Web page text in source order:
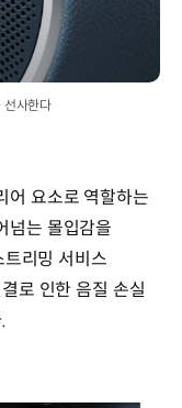
선사한다
어 요소로 역할하는
넘는 몰입감을
리밍 서비스
로 인한 음질 손실